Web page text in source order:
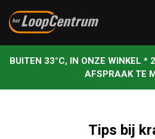
BUITEN 33°C, IN ONZE WINKEL *
AFSPRAAK TE
Tips bij